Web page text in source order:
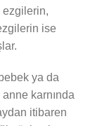
ezgilerin,
ise
ya da
karnında
itibaren